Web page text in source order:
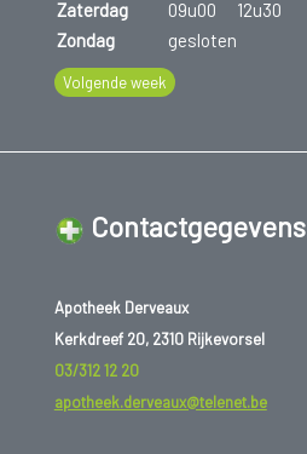
Zaterdag
09u00
12u30
Zondag
gesloten
Volgende week
Contactgegevens
Apotheek Derveaux
Kerkdreef 20, 2310 Rijkevorsel
03/312 12 20
apotheek.derveaux@telenet.be